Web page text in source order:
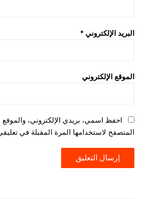
البريد الإلكتروني *
الموقع الإلكتروني
احفظ اسمي، بريدي الإلكتروني، والموقع
المتصفح لاستخدامها المرة المقبلة في